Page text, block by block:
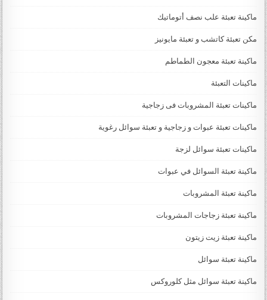
ماكينة تعبئة علب نصف أتوماتيك
مكن تعبئة كاتشب و تعبئة مايونيز
ماكينة تعبئة معجون الطماطم
ماكينات التعبئة
ماكينات تعبئة المشروبات فى زجاجية
ماكينات تعبئة عبوات و زجاجية و تعبئة سوائل رغوية
ماكينات تعبئة سوائل لزجة
‏‏‏ماكينة تعبئة السوائل في عبوات
ماكينة تعبئة المشروبات
ماكينة تعبئة زجاجات المشروبات
ماكينة تعبئة زيت زيتون
ماكينة تعبئة سوائل
ماكينة تعبئة سوائل مثل كلوروكس